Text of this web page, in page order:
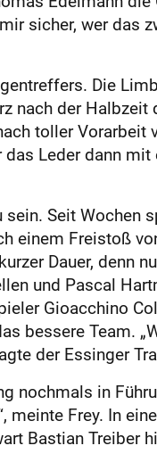
sicher, wer das
Die
nach der Halbzeit
toller Vorarbeit
Leder dann mit
Seit Wochen
einem Freistoß
Dauer, denn
und Pascal
Gioacchino
bessere Team.
der Essinger
nochmals in
meinte Frey. In
Bastian Treiber